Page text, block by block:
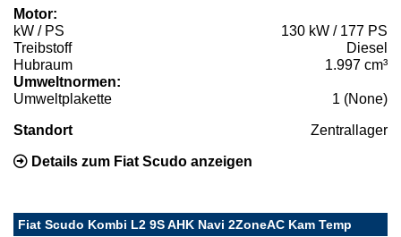
Motor:
kW / PS
130 kW / 177 PS
Treibstoff
Diesel
Hubraum
1.997 cm³
Umweltnormen:
Umweltplakette
1 (None)
Standort Zentrallager
Details zum Fiat Scudo anzeigen
Fiat Scudo Kombi L2 9S AHK Navi 2ZoneAC Kam Temp